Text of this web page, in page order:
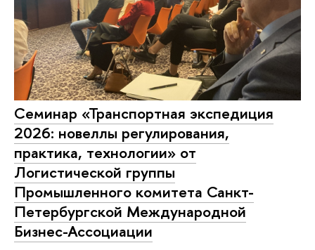
Семинар «Транспортная экспедиция
2026: новеллы регулирования,
практика, технологии» от
Логистической группы
Промышленного комитета Санкт-
Петербургской Международной
Бизнес-Ассоциации